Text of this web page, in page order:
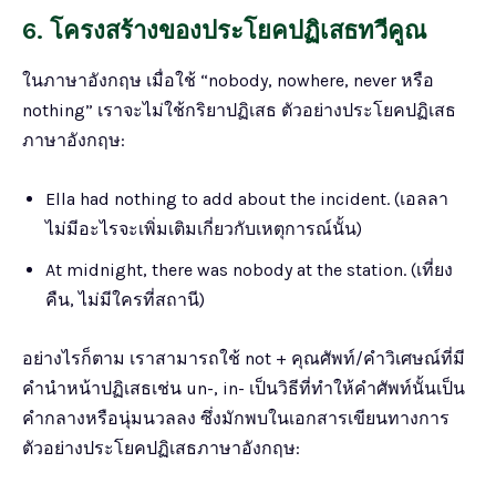
6. โครงสร้างของประโยคปฏิเสธทวีคูณ
ในภาษาอังกฤษ เมื่อใช้ “nobody, nowhere, never หรือ
nothing” เราจะไม่ใช้กริยาปฏิเสธ ตัวอย่างประโยคปฏิเสธ
ภาษาอังกฤษ:
Ella had nothing to add about the incident. (เอลลา
ไม่มีอะไรจะเพิ่มเติมเกี่ยวกับเหตุการณ์นั้น)
At midnight, there was nobody at the station. (เที่ยง
คืน, ไม่มีใครที่สถานี)
อย่างไรก็ตาม เราสามารถใช้ not + คุณศัพท์/คำวิเศษณ์ที่มี
คำนำหน้าปฏิเสธเช่น un-, in- เป็นวิธีที่ทำให้คำศัพท์นั้นเป็น
คำกลางหรือนุ่มนวลลง ซึ่งมักพบในเอกสารเขียนทางการ
ตัวอย่างประโยคปฏิเสธภาษาอังกฤษ: